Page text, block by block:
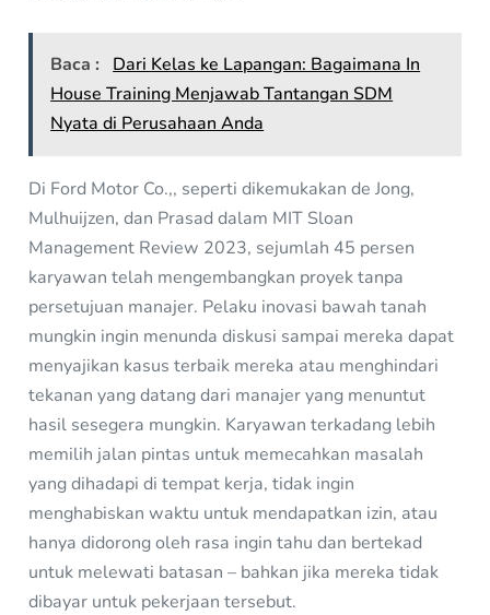
Baca : Dari Kelas ke Lapangan: Bagaimana In
House Training Menjawab Tantangan SDM
Nyata di Perusahaan Anda
Di Ford Motor Co.,, seperti dikemukakan de Jong,
Mulhuijzen, dan Prasad dalam MIT Sloan
Management Review 2023, sejumlah 45 persen
karyawan telah mengembangkan proyek tanpa
persetujuan manajer. Pelaku inovasi bawah tanah
mungkin ingin menunda diskusi sampai mereka dapat
menyajikan kasus terbaik mereka atau menghindari
tekanan yang datang dari manajer yang menuntut
hasil sesegera mungkin. Karyawan terkadang lebih
memilih jalan pintas untuk memecahkan masalah
yang dihadapi di tempat kerja, tidak ingin
menghabiskan waktu untuk mendapatkan izin, atau
hanya didorong oleh rasa ingin tahu dan bertekad
untuk melewati batasan – bahkan jika mereka tidak
dibayar untuk pekerjaan tersebut.